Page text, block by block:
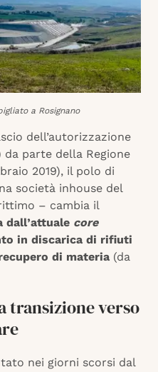
a Rosignano
dell’autorizzazione
parte della Regione
2019), il polo di
società inhouse del
– cambia il
dall’attuale core
in discarica di rifiuti
di materia (da
transizione verso
nei giorni scorsi dal